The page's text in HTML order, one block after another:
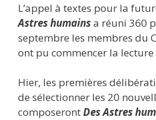
L’appel à textes pour la
Astres humainsa réuni 360
septembre les membres du
ont pu commencer la lecture
Hier, les premières
de sélectionner les 20
composerontDes Astres